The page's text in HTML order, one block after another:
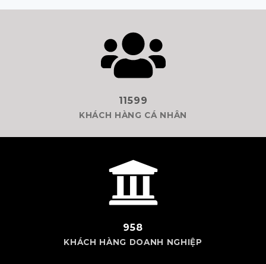
11599
KHÁCH HÀNG CÁ NHÂN
958
KHÁCH HÀNG DOANH NGHIỆP